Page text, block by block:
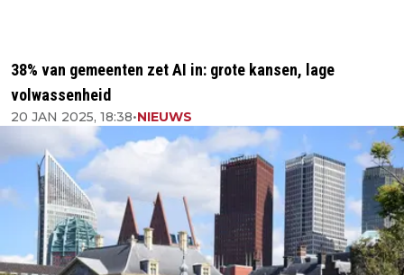
38% van gemeenten zet AI in: grote kansen, lage
volwassenheid
20 JAN 2025, 18:38•NIEUWS